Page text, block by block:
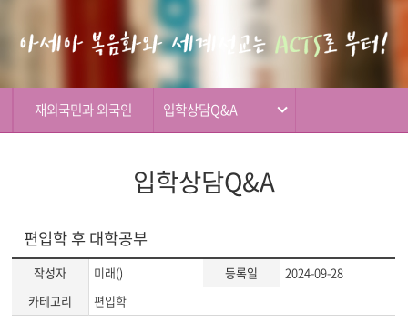
뉴
재외국민과 외국인 입학상담Q&A
입학상담Q&A
편입학 후 대학공부
작성자 미래() 등록일
2024-09-28
카테고리
편입학